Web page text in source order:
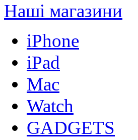
Наші магазини
iPhone
iPad
Mac
Watch
GADGETS